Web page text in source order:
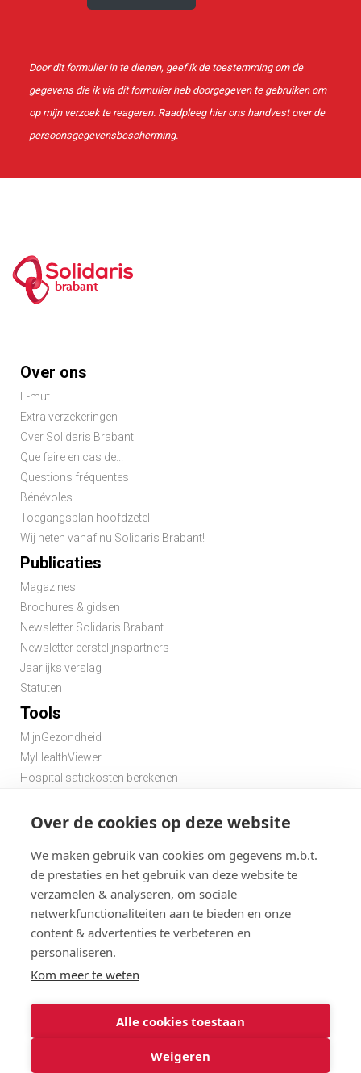
Over de cookies op deze website
We maken gebruik van cookies om gegevens m.b.t.
de prestaties en het gebruik van deze website te
verzamelen & analyseren, om sociale
netwerkfunctionaliteiten aan te bieden en onze
content & advertenties te verbeteren en
personaliseren.
Kom meer te weten
Alle cookies toestaan
Weigeren
Door dit formulier in te dienen, geef ik de toestemming om de
gegevens die ik via dit formulier heb doorgegeven te gebruiken om
op mijn verzoek te reageren. Raadpleeg hierons handvest over de
persoonsgegevensbescherming.
brabant
Footer
menu
Over ons
E-mut
Extra verzekeringen
Over Solidaris Brabant
Que faire en cas de...
Questions fréquentes
Bénévoles
Toegangsplan hoofdzetel
Wij heten vanaf nu Solidaris Brabant!
Publicaties
Magazines
Brochures & gidsen
Newsletter Solidaris Brabant
Newsletter eerstelijnspartners
Jaarlijks verslag
Statuten
Tools
MijnGezondheid
MyHealthViewer
Hospitalisatiekosten berekenen
Zoek een apotheek in de buurt
@ 2026
Brabant
Disclaimer
Menu
Solidaris Brabant Verzekeringen : gebruiksvoorwaarden en